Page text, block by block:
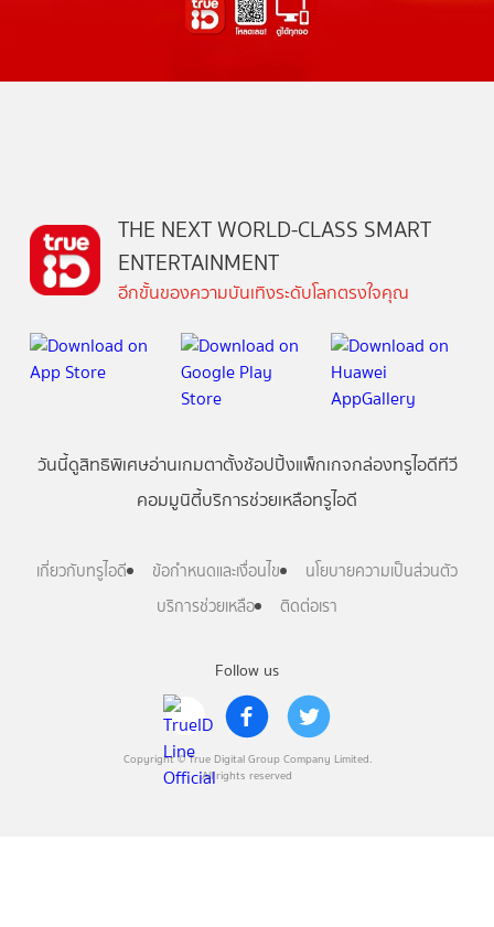
Follow us
Copyright © True Digital Group Company Limited.
All rights reserved
THE NEXT WORLD-CLASS SMART
ENTERTAINMENT
อีกขั้นของความบันเทิงระดับโลกตรงใจคุณ
วันนี้ดูสิทธิพิเศษอ่านเกมตาตั้งช้อปปิ้งแพ็กเกจกล่องทรูไอดีทีวี
คอมมูนิตี้บริการช่วยเหลือทรูไอดี
เกี่ยวกับทรูไอดี ข้อกำหนดและเงื่อนไข
นโยบายความเป็นส่วนตัว
บริการช่วยเหลือ
ติดต่อเรา